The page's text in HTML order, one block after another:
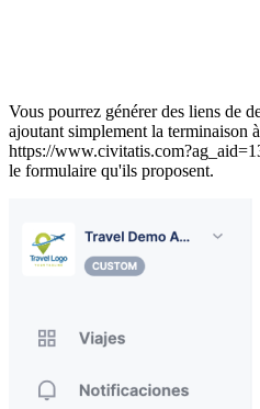
Vous pourrez générer des liens de
ajoutant simplement la terminaison
https://
le formulaire qu'ils proposent.